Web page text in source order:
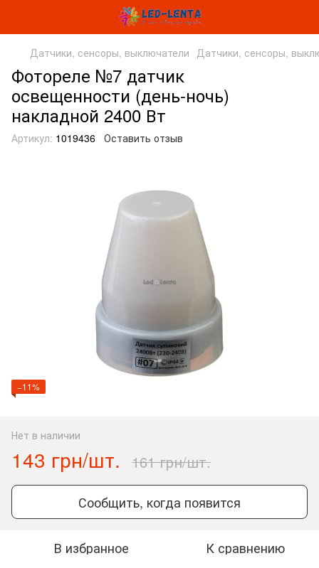
Датчики, сенсоры, выключатели Датчики, сенсоры,
Фотореле №7 датчик
освещенности (день-ночь)
накладной 2400 Вт
Артикул: 1019436 Оставить отзыв
−11%
Нет в наличии
143 грн/шт. 161 грн/шт.
Сообщить, когда появится
В избранное К сравнению